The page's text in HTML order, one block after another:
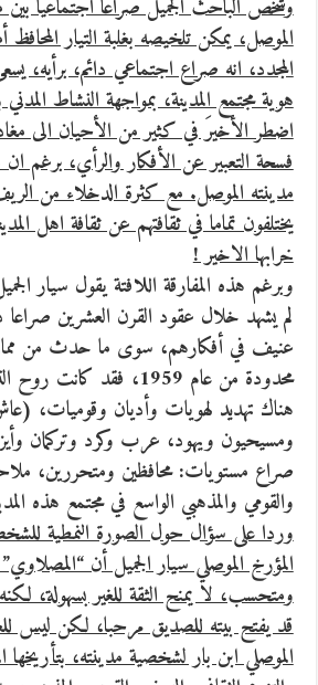
وشخص الباحث الجميل صراعا اجتماعيا
الموصل، يمكن تلخيصه بغلبة التيار المحافظ
المجدد، انه صراع اجتماعي دائم، برأيه،
هوية مجتمع المدينة، بمواجهة النشاط المدني
اضطر الأخيرَ في كثير من الأحيان الى
فسحة التعبير عن الأفكار والرأي، برغم
مدينته الموصل. مع كثرة الدخلاء من
يختلفون تماما في ثقافتهم عن ثقافة اهل
خرابها الاخير !
وبرغم هذه المفارقة اللافتة يقول سيار
لم يشهد خلال عقود القرن العشرين صراعا
عنيف في أفكارهم، سوى ما حدث من
محدودة من عام 1959، فقد
هناك تهديد لهويات وأديان وقوميات،
ومسيحيون ويهود، عرب وكرد وتركمان
صراع مستويات: محافظين ومتحررين،
والقومي والمذهبي الواسع في مجتمع هذه
وردا على سؤال حول الصورة النمطية
المؤرخ الموصلي سيار الجميل أن
ومتحسب، لا يمنح الثقة للغير بسهولة،
قد يفتح بيته للصديق مرحبا، لكن ليس
الموصلي ابن بار لشخصية مدينته، بتأريخها